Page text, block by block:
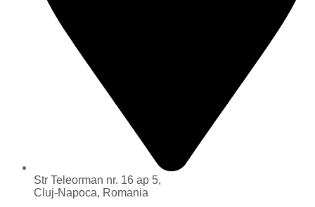
Str Teleorman nr. 16 ap 5,
Cluj-Napoca, Romania